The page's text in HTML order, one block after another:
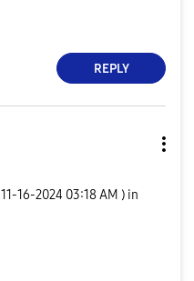
REPLY
‎11-16-2024 03:18 AM ) in